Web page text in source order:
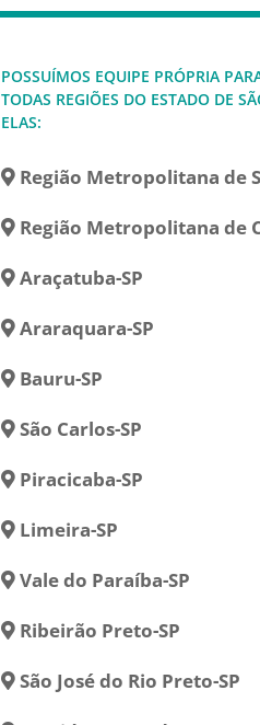
POSSUÍMOS EQUIPE PRÓPRIA
TODAS REGIÕES DO ESTADO DE
ELAS:
Região Metropolitana de
Região Metropolitana de
Araçatuba-SP
Araraquara-SP
Bauru-SP
São Carlos-SP
Piracicaba-SP
Limeira-SP
Vale do Paraíba-SP
Ribeirão Preto-SP
São José do Rio Preto-SP